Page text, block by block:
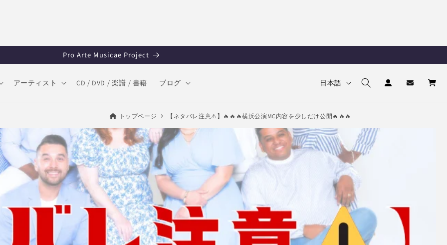
Pro Arte Musicae Project
アーティスト CD / DVD / 楽譜 / 書籍 ブログ
言
日本語
ロ
イ
ー
トップページ 【ネタバレ注意⚠️】🔥🔥🔥横浜公演MC内容を少しだけ公開🔥🔥🔥